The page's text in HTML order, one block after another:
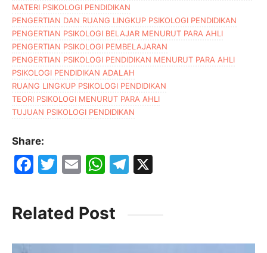
MATERI PSIKOLOGI PENDIDIKAN
PENGERTIAN DAN RUANG LINGKUP PSIKOLOGI PENDIDIKAN
PENGERTIAN PSIKOLOGI BELAJAR MENURUT PARA AHLI
PENGERTIAN PSIKOLOGI PEMBELAJARAN
PENGERTIAN PSIKOLOGI PENDIDIKAN MENURUT PARA AHLI
PSIKOLOGI PENDIDIKAN ADALAH
RUANG LINGKUP PSIKOLOGI PENDIDIKAN
TEORI PSIKOLOGI MENURUT PARA AHLI
TUJUAN PSIKOLOGI PENDIDIKAN
Share:
F
c
e
b
T
itt
er
E
ai
l
W
at
s
A
T
a
Related Post